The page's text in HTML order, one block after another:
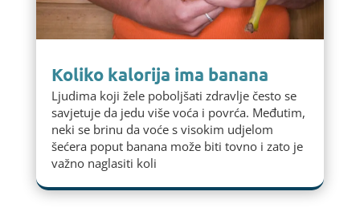
Koliko kalorija ima banana
Ljudima koji žele poboljšati zdravlje često se
savjetuje da jedu više voća i povrća. Međutim,
neki se brinu da voće s visokim udjelom
šećera poput banana može biti tovno i zato je
važno naglasiti koli